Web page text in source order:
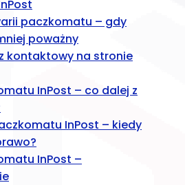
paczkomatu – gdy
poważny
kontaktowy na stronie
InPost – co dalej z
InPost – kiedy
InPost –